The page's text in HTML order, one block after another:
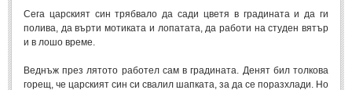
Сега царският син трябвало да сади цветя в градината и да ги
полива, да върти мотиката и лопатата, да работи на студен вятър
и в лошо време.
Веднъж през лятото работел сам в градината. Денят бил толкова
горещ, че царският син си свалил шапката, за да се поразхлади. Но